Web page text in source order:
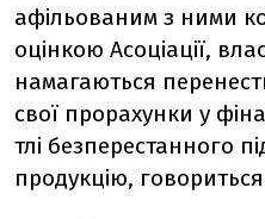
афільованим з ними
оцінкою Асоціації,
намагаються
свої прорахунки у
тлі безперестанного
продукцію, говориться